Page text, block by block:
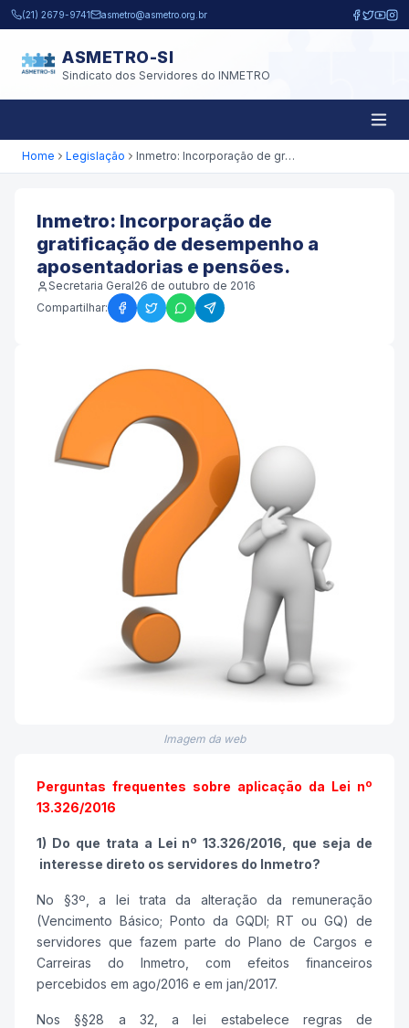
Pular para o conteúdo principal
(21) 2679-9741 asmetro@asmetro.org.br
ASMETRO-SI
Sindicato dos Servidores do INMETRO
Home Legislação Inmetro: Incorporação de gratificação de desempenho a aposentadorias e pensões.
Inmetro: Incorporação de
gratificação de desempenho a
aposentadorias e pensões.
Secretaria Geral26 de outubro de 2016
Compartilhar:
Imagem da web
Perguntas frequentes sobre aplicação da Lei nº
13.326/2016
1) Do que trata a Lei nº 13.326/2016, que seja de
interesse direto os servidores do Inmetro?
No §3º, a lei trata da alteração da remuneração
(Vencimento Básico; Ponto da GQDI; RT ou GQ) de
servidores que fazem parte do Plano de Cargos e
Carreiras do Inmetro, com efeitos financeiros
percebidos em ago/2016 e em jan/2017.
Nos §§28 a 32, a lei estabelece regras de